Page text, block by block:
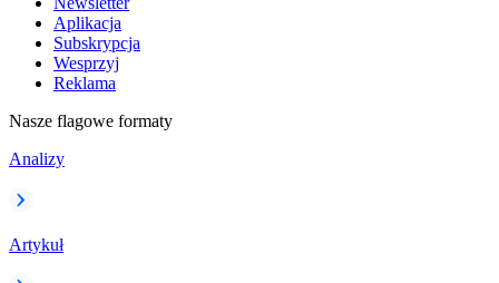
Aplikacja
Subskrypcja
Wesprzyj
Reklama
Nasze flagowe formaty
Analizy
Artykuł